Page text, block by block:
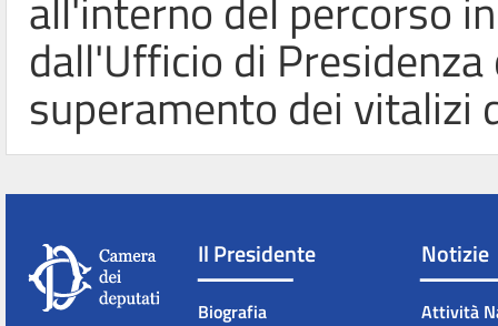
dall'Ufficio di
superamento dei vitalizi
Il Presidente
Biografia
Notizie
Attività